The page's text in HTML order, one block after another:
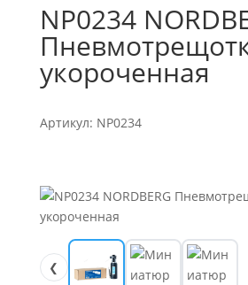
NP0234
укороченная
Артикул: NP0234
❮